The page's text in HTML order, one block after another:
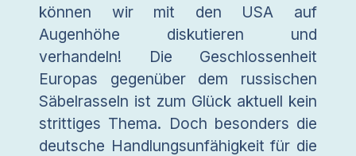
können wir mit den USA auf
Augenhöhe diskutieren und
verhandeln! Die Geschlossenheit
Europas gegenüber dem russischen
Säbelrasseln ist zum Glück aktuell kein
strittiges Thema. Doch besonders die
deutsche Handlungsunfähigkeit für die